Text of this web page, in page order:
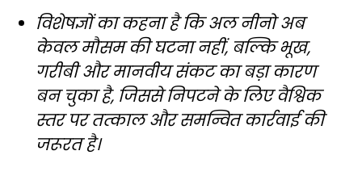
विशेषज्ञों का कहना है कि अल नीनो अब
केवल मौसम की घटना नहीं, बल्कि भूख,
गरीबी और मानवीय संकट का बड़ा कारण
बन चुका है, जिससे निपटने के लिए वैश्विक
स्तर पर तत्काल और समन्वित कार्रवाई की
जरूरत है।